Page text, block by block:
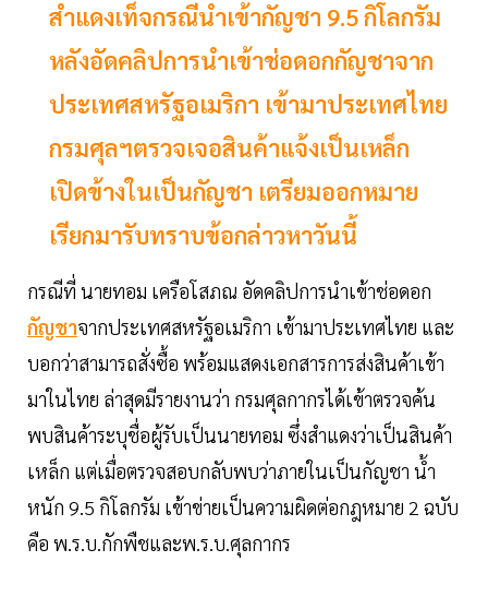
สำแดงเท็จกรณีนำเข้ากัญชา 9.5 กิโลกรัม
หลังอัดคลิปการนำเข้าช่อดอกกัญชาจาก
ประเทศสหรัฐอเมริกา เข้ามาประเทศไทย
กรมศุลฯตรวจเจอสินค้าแจ้งเป็นเหล็ก
เปิดข้างในเป็นกัญชา เตรียมออกหมาย
เรียกมารับทราบข้อกล่าวหาวันนี้
กรณีที่ นายทอม เครือโสภณ อัดคลิปการนำเข้าช่อดอก
กัญชาจากประเทศสหรัฐอเมริกา เข้ามาประเทศไทย และ
บอกว่าสามารถสั่งซื้อ พร้อมแสดงเอกสารการส่งสินค้าเข้า
มาในไทย ล่าสุดมีรายงานว่า กรมศุลกากรได้เข้าตรวจค้น
พบสินค้าระบุชื่อผู้รับเป็นนายทอม ซึ่งสำแดงว่าเป็นสินค้า
เหล็ก แต่เมื่อตรวจสอบกลับพบว่าภายในเป็นกัญชา น้ำ
หนัก 9.5 กิโลกรัม เข้าข่ายเป็นความผิดต่อกฎหมาย 2 ฉบับ
คือ พ.ร.บ.กักพืชและพ.ร.บ.ศุลกากร